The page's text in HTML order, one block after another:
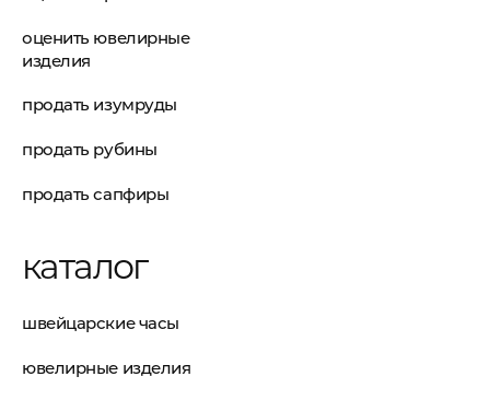
оценить ювелирные
изделия
продать изумруды
продать рубины
продать сапфиры
каталог
швейцарские часы
ювелирные изделия